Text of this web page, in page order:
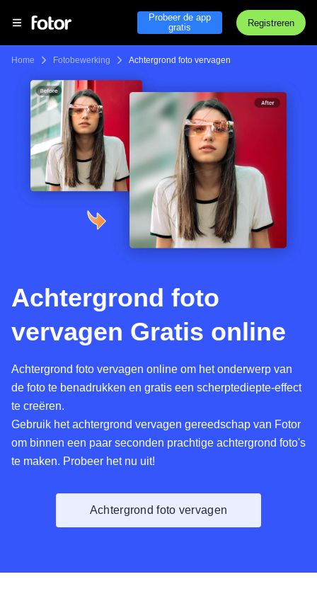
Probeer de app
gratis
Registreren
Home Fotobewerking Achtergrond foto vervagen
Achtergrond foto
vervagen Gratis online
Achtergrond foto vervagen online om het onderwerp van
de foto te benadrukken en gratis een scherptediepte-effect
te creëren.
Gebruik het achtergrond vervagen gereedschap van Fotor
om binnen een paar seconden prachtige achtergrond foto's
te maken. Probeer het nu uit!
Achtergrond foto vervagen